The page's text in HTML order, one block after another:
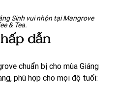
Sinh vui nhộn tại Mangrove
& Tea.
dẫn
chuẩn bị cho mùa Giáng
phù hợp cho mọi độ tuổi: